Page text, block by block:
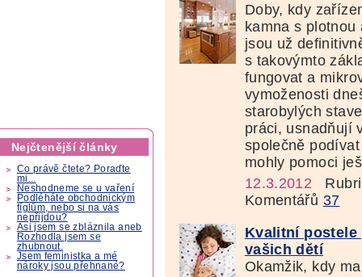
Nejčtenější články
Co právě čtete? Poraďte
mi...
Neshodneme se u vaření
Podléháte obchodnickým
fíglům, nebo si na vás
nepřijdou?
Asi jsem se zbláznila aneb
Rozhodla jsem se
zhubnout.
Jsem feministka a mé
nároky jsou přehnané?
Doby, kdy
kamna s
jsou už
s takovýmto
fungovat a
vymoženosti
starobylých
práci, usnadňují
společně
mohly pomoci
12.3.2012
Komentářů 37
Kvalitní postele
vašich dětí
Okamžik, kdy